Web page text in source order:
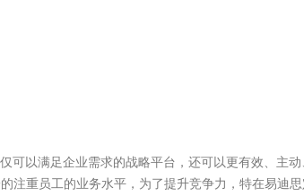
可以满足企业需求的战略平台，还可以更有效、主
注重员工的业务水平，为了提升竞争力，特在易迪